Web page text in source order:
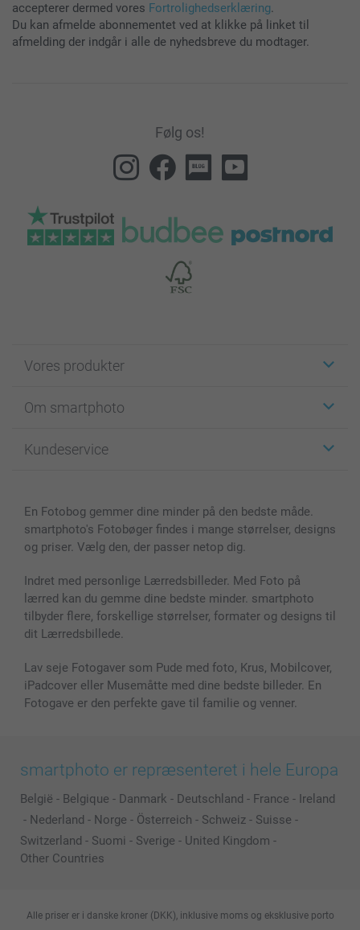
accepterer dermed vores Fortrolighedserklæring.
Du kan afmelde abonnementet ved at klikke på linket til
afmelding der indgår i alle de nyhedsbreve du modtager.
Følg os!
Vores produkter
Fotokort
Fotobøger
Cover til mobil & tablet
MyNameBook
Fotorammer & Tilbehør
Alle fotoprodukter
Om smartphoto
For affiliate
Sitemap
Betingelser og garantier
Kundeservice
smartbonus
Priser & betaling
En Fotobog gemmer dine minder på den bedste måde.
smartphoto's Fotobøger findes i mange størrelser, designs
og priser. Vælg den, der passer netop dig.
Indret med personlige Lærredsbilleder. Med Foto på
lærred kan du gemme dine bedste minder. smartphoto
tilbyder flere, forskellige størrelser, formater og designs til
dit Lærredsbillede.
Lav seje Fotogaver som Pude med foto, Krus, Mobilcover,
iPadcover eller Musemåtte med dine bedste billeder. En
Fotogave er den perfekte gave til familie og venner.
smartphoto er repræsenteret i hele Europa
België - Belgique - Danmark - Deutschland - France - Ireland
- Nederland - Norge - Österreich - Schweiz - Suisse -
Switzerland - Suomi - Sverige - United Kingdom -
Other Countries
Alle priser er i danske kroner (DKK), inklusive moms og eksklusive porto